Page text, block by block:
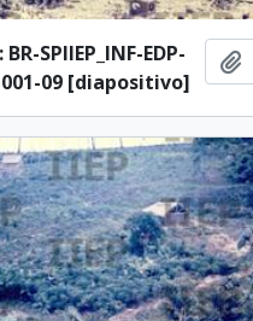
SPIIEP_INF-EDP-
001-09 [diapositivo]